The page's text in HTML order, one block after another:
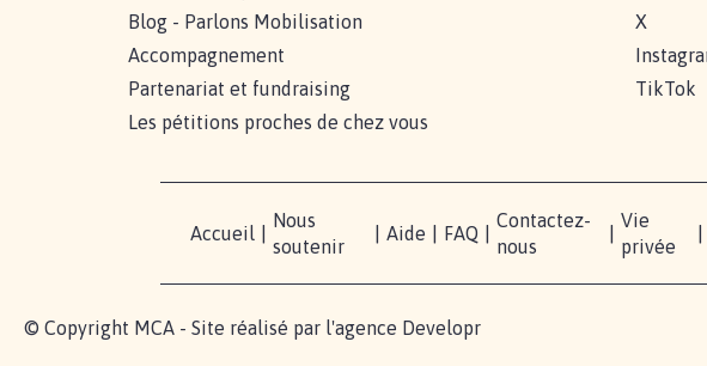
Blog - Parlons Mobilisation
Accompagnement
Partenariat et fundraising
Les pétitions proches de chez vous
X
TikTok
Accueil
Nous
soutenir
Aide FAQ
Contactez-
nous
Vie
privée
© Copyright MCA - Site réalisé par l'agence Developr